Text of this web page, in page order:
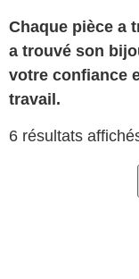
Chaque pièce a
a trouvé son
votre confiance
travail.
6 résultats